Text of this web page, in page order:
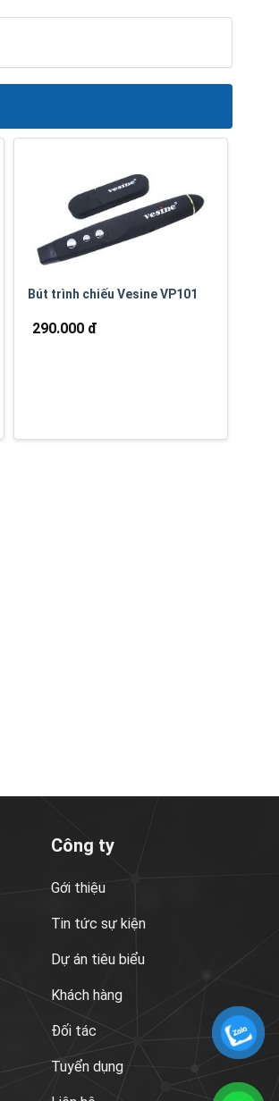
Bút trình chiếu Vesine VP101
290.000 đ
Công ty
Gới thiệu
Tin tức sự kiện
Dự án tiêu biểu
Khách hàng
Đối tác
Tuyển dụng